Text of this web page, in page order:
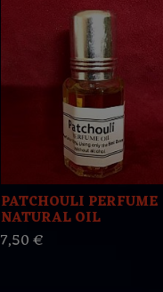
PATCHOULI PERFUME
NATURAL OIL
7,50 €